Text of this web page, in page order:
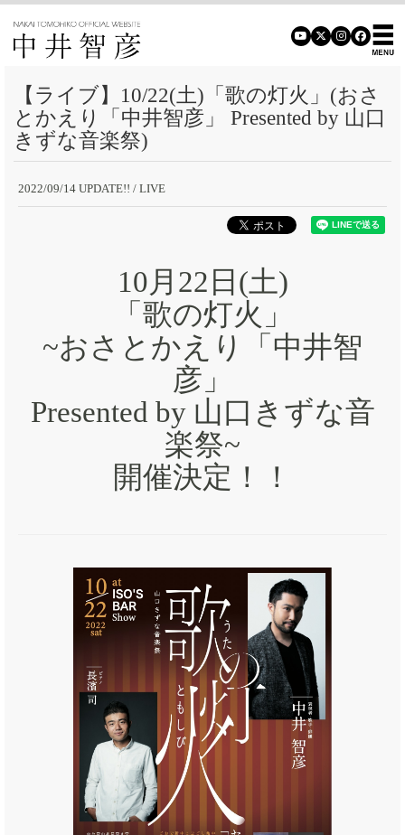
【ライブ】10/22(土)「歌の灯火」(おさ
とかえり「中井智彦」 Presented by 山口
きずな音楽祭)
2022/09/14 UPDATE!! / LIVE
10月22日(土)
「歌の灯火」
~おさとかえり「中井智
彦」
Presented by 山口きずな音
楽祭~
開催決定！！